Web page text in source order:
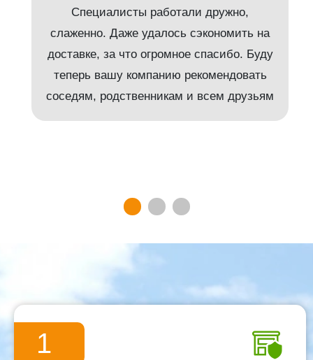
Специалисты работали дружно,
слаженно. Даже удалось сэкономить на
доставке, за что огромное спасибо. Буду
теперь вашу компанию рекомендовать
соседям, родственникам и всем друзьям
1